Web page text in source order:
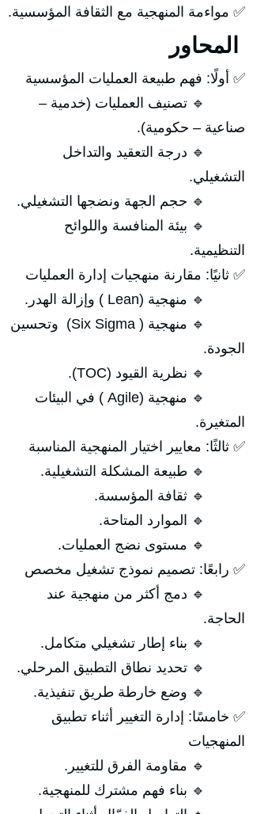
✅ مواءمة المنهجية مع الثقافة المؤسسية.
✅ أولًا: فهم طبيعة العمليات المؤسسية
🔹 تصنيف العمليات (خدمية –
صناعية – حكومية).
🔹 درجة التعقيد والتداخل
التشغيلي.
🔹 حجم الجهة ونضجها التشغيلي.
🔹 بيئة المنافسة واللوائح
التنظيمية.
✅ ثانيًا: مقارنة منهجيات إدارة العمليات
🔹 منهجية (Lean ) وإزالة الهدر.
🔹 منهجية ( Six Sigma) وتحسين
الجودة.
🔹 نظرية القيود (TOC).
🔹 منهجية (Agile ) في البيئات
المتغيرة.
✅ ثالثًا: معايير اختيار المنهجية المناسبة
🔹 طبيعة المشكلة التشغيلية.
🔹 ثقافة المؤسسة.
🔹 الموارد المتاحة.
🔹 مستوى نضج العمليات.
✅ رابعًا: تصميم نموذج تشغيل مخصص
🔹 دمج أكثر من منهجية عند
الحاجة.
🔹 بناء إطار تشغيلي متكامل.
🔹 تحديد نطاق التطبيق المرحلي.
🔹 وضع خارطة طريق تنفيذية.
✅ خامسًا: إدارة التغيير أثناء تطبيق
المنهجيات
🔹 مقاومة الفرق للتغيير.
🔹 بناء فهم مشترك للمنهجية.